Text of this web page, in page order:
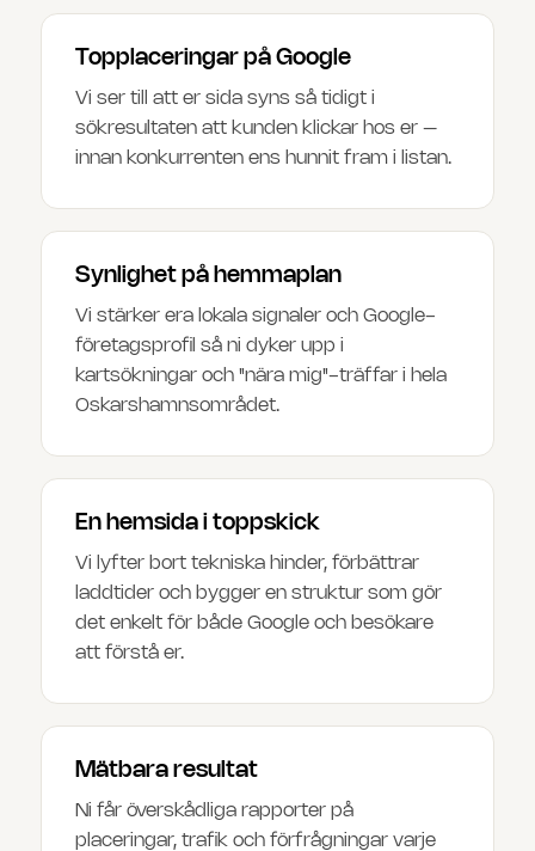
Topplaceringar på Google
Vi ser till att er sida syns så tidigt i
sökresultaten att kunden klickar hos er –
innan konkurrenten ens hunnit fram i listan.
Synlighet på hemmaplan
Vi stärker era lokala signaler och Google-
företagsprofil så ni dyker upp i
kartsökningar och "nära mig"-träffar i hela
Oskarshamnsområdet.
En hemsida i toppskick
Vi lyfter bort tekniska hinder, förbättrar
laddtider och bygger en struktur som gör
det enkelt för både Google och besökare
att förstå er.
Mätbara resultat
Ni får överskådliga rapporter på
placeringar, trafik och förfrågningar varje